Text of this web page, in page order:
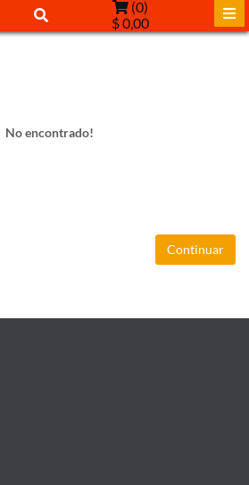
(0)
$ 0,00
No encontrado!
Continuar